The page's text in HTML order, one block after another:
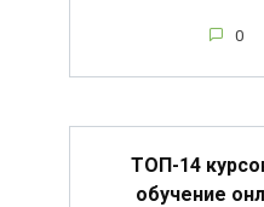
0
ТОП-14
обучение